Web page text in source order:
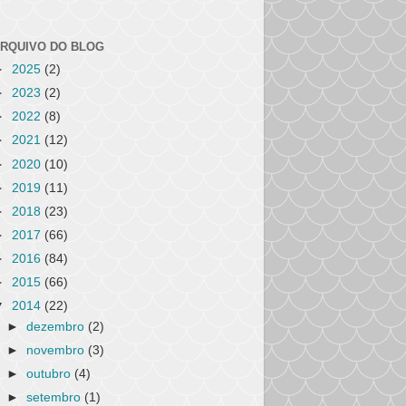
DO BLOG
2025 (2)
2023 (2)
2022 (8)
2021 (12)
2020 (10)
2019 (11)
2018 (23)
2017 (66)
2016 (84)
2015 (66)
2014 (22)
►dezembro (2)
► novembro (3)
►outubro(4)
►setembro (1)